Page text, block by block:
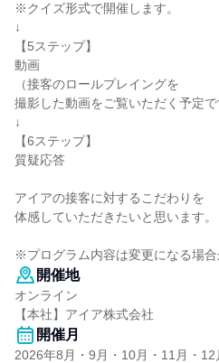
※クイズ形式で開催します。
↓
【5ステップ】
動画
（接客のロールプレイングを
撮影した動画をご覧いただく予定で
↓
【6ステップ】
質疑応答
アイアの接客に対するこだわりを
体感していただきたいと思います。
※プログラム内容は変更になる場合
開催地
オンライン
【本社】アイア株式会社
開催月
2026年8月・9月・10月・11月・12